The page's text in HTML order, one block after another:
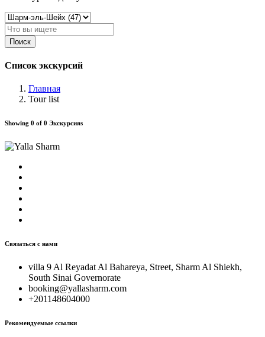
Поиск
Список экскурсий
Главная
Tour list
Showing 0 of 0 Экскурсияs
Связаться с нами
villa 9 Al Reyadat Al Bahareya, Street, Sharm Al Shiekh,
South Sinai Governorate
booking@yallasharm.com
+201148604000
Рекомендуемые ссылки